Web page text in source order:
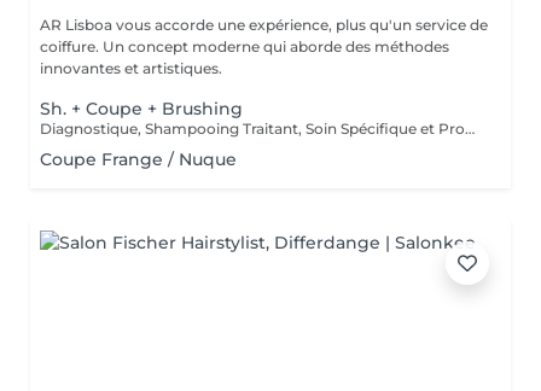
AR Lisboa vous accorde une expérience, plus qu'un service de
coiffure. Un concept moderne qui aborde des méthodes
innovantes et artistiques.
Sh. + Coupe + Brushing
Diagnostique, Shampooing Traitant, Soin Spécifique et Produits Coiffants inclus
Coupe Frange / Nuque